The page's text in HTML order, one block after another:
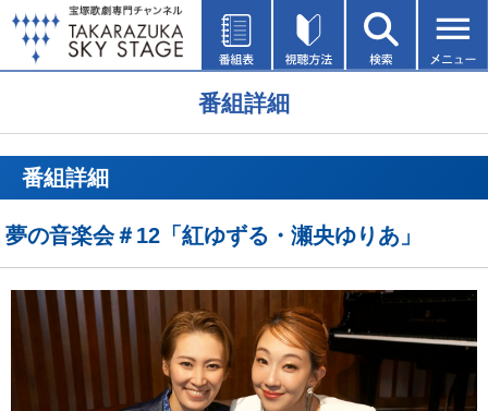
番組詳細
番組詳細
夢の音楽会＃12「紅ゆずる・瀬央ゆりあ」